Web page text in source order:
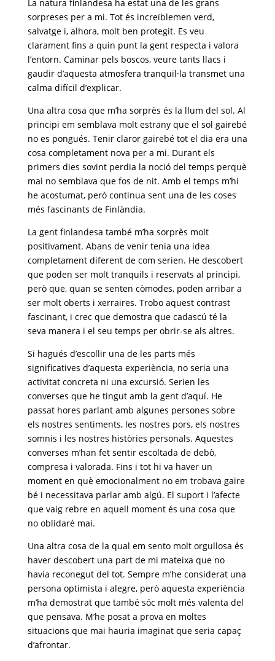
La natura finlandesa ha estat una de les grans
sorpreses per a mi. Tot és increïblemen verd,
salvatge i, alhora, molt ben protegit. Es veu
clarament fins a quin punt la gent respecta i valora
l’entorn. Caminar pels boscos, veure tants llacs i
gaudir d’aquesta atmosfera tranquil·la transmet una
calma difícil d’explicar.
Una altra cosa que m’ha sorprès és la llum del sol. Al
principi em semblava molt estrany que el sol gairebé
no es pongués. Tenir claror gairebé tot el dia era una
cosa completament nova per a mi. Durant els
primers dies sovint perdia la noció del temps perquè
mai no semblava que fos de nit. Amb el temps m’hi
he acostumat, però continua sent una de les coses
més fascinants de Finlàndia.
La gent finlandesa també m’ha sorprès molt
positivament. Abans de venir tenia una idea
completament diferent de com serien. He descobert
que poden ser molt tranquils i reservats al principi,
però que, quan se senten còmodes, poden arribar a
ser molt oberts i xerraires. Trobo aquest contrast
fascinant, i crec que demostra que cadascú té la
seva manera i el seu temps per obrir-se als altres.
Si hagués d’escollir una de les parts més
significatives d’aquesta experiència, no seria una
activitat concreta ni una excursió. Serien les
converses que he tingut amb la gent d’aquí. He
passat hores parlant amb algunes persones sobre
els nostres sentiments, les nostres pors, els nostres
somnis i les nostres històries personals. Aquestes
converses m’han fet sentir escoltada de debò,
compresa i valorada. Fins i tot hi va haver un
moment en què emocionalment no em trobava gaire
bé i necessitava parlar amb algú. El suport i l’afecte
que vaig rebre en aquell moment és una cosa que
no oblidaré mai.
Una altra cosa de la qual em sento molt orgullosa és
haver descobert una part de mi mateixa que no
havia reconegut del tot. Sempre m’he considerat una
persona optimista i alegre, però aquesta experiència
m’ha demostrat que també sóc molt més valenta del
que pensava. M’he posat a prova en moltes
situacions que mai hauria imaginat que seria capaç
d’afrontar.